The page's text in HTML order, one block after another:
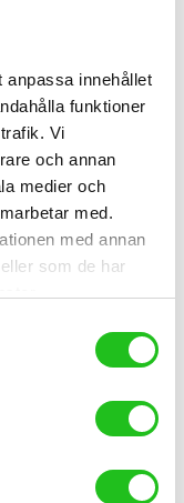
anpassa innehållet
funktioner
Vi
och annan
medier och
med.
med annan
som de har